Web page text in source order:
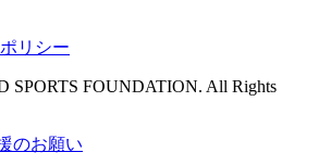
リシー
SPORTS FOUNDATION. All Rights
のお願い